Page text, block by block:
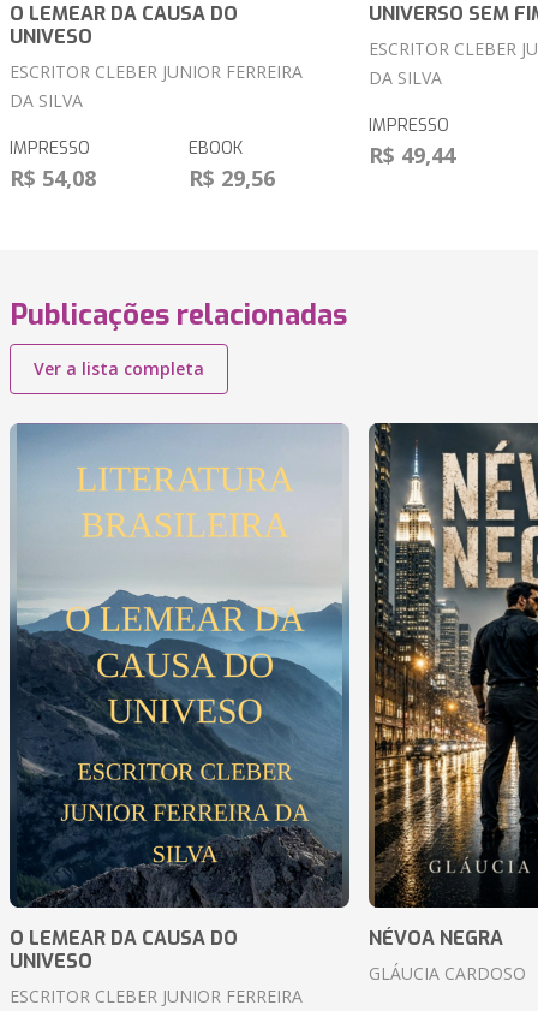
O LEMEAR DA CAUSA DO
UNIVESO
ESCRITOR CLEBER JUNIOR FERREIRA
DA SILVA
IMPRESSO
R$ 54,08
EBOOK
R$ 29,56
UNIVERSO SEM
ESCRITOR CLEBER
DA SILVA
IMPRESSO
R$ 49,44
Publicações relacionadas
Ver a lista completa
O LEMEAR DA CAUSA DO
UNIVESO
ESCRITOR CLEBER JUNIOR FERREIRA
NÉVOA NEGRA
GLÁUCIA CARDOSO